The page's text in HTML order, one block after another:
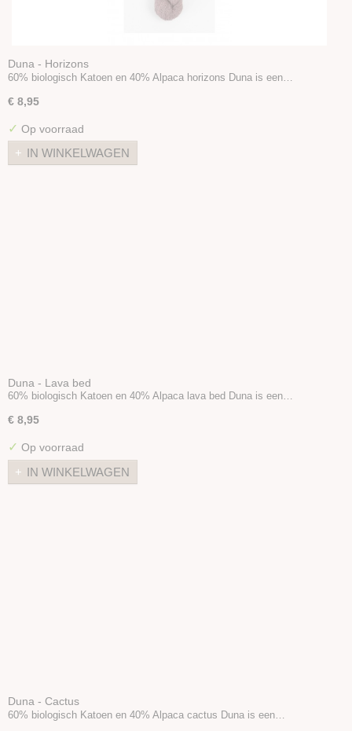
Duna - Horizons
60% biologisch Katoen en 40% Alpaca horizons Duna is een…
€ 8,95
✓ Op voorraad
IN WINKELWAGEN
Duna - Lava bed
60% biologisch Katoen en 40% Alpaca lava bed Duna is een…
€ 8,95
✓ Op voorraad
IN WINKELWAGEN
Duna - Cactus
60% biologisch Katoen en 40% Alpaca cactus Duna is een…